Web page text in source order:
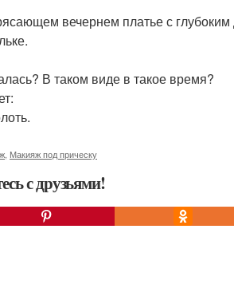
вечернем платье с
В таком виде в такое время?
Макияж под прическу
с друзьями!